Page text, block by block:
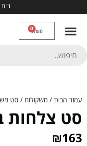
בית
₪0
0
עמוד הבית / משקולות / סט
סט צלחות
₪163